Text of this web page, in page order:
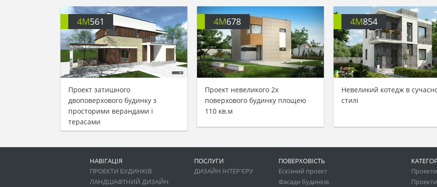
4M561
Проект затишного
двоповерхового будинку з
просторими верандами і
терасами
4M678
Проект невеликого 2х
поверхового будинку площею
110 кв.м
4M854
Невеликий котедж в
стилі
НАВІГАЦІЯ
ПРОЕКТИ БУДИНКІВ
ЛАНДШАФТНИЙ ДИЗАЙН
ПОСЛУГИ
ДИЗАЙН ІНТЕР'ЄРУ
ПОВЕРХОВІСТЬ
Ескізний проект
Фасади будинків
Проекти